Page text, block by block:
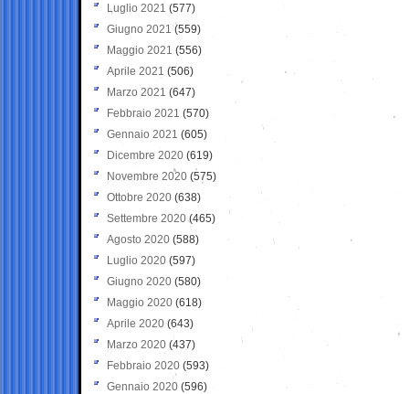
Luglio 2021 (577)
Giugno 2021(559)
Maggio 2021 (556)
Aprile 2021 (506)
Marzo 2021 (647)
Febbraio 2021 (570)
Gennaio 2021 (605)
Dicembre 2020 (619)
Novembre 2020 (575)
Ottobre 2020 (638)
Settembre 2020(465)
Agosto 2020 (588)
Luglio 2020 (597)
Giugno 2020 (580)
Maggio 2020 (618)
Aprile 2020 (643)
Marzo 2020 (437)
Febbraio 2020 (593)
Gennaio 2020 (596)